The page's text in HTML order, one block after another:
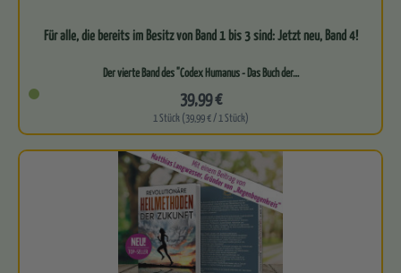
Für alle, die bereits im Besitz von Band 1 bis 3 sind: Jetzt neu, Band 4!
Der vierte Band des "Codex Humanus - Das Buch der…
39,99 €
1 Stück (39,99 € / 1 Stück)